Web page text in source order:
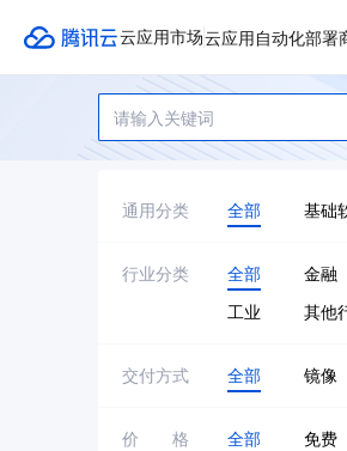
云应用市场云应用自动化部署
通用分类 全部 基础
行业分类 全部 金融
工业
其他
交付方式 全部 镜像
价格 全部 免费